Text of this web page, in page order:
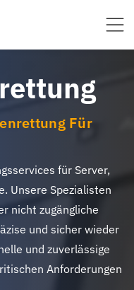
Für
für Server,
Unsere Spezialisten
nicht zugängliche
und sicher wieder
und zuverlässige
Anforderungen